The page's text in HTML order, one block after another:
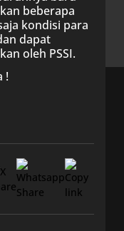
beberapa
kondisi para
dapat
oleh PSSI.
!